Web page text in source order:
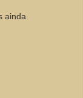
ainda